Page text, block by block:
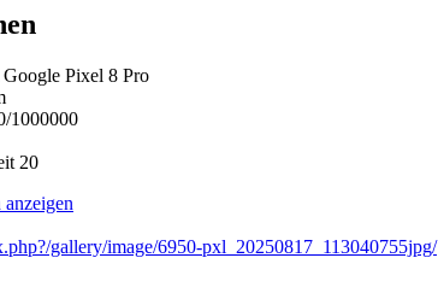
Google Pixel 8 Pro
1000000
20
gallery/image/6950-pxl_20250817_113040755jpg/